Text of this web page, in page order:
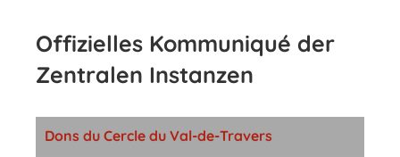
Offizielles Kommuniqué der
Zentralen Instanzen
Dons du Cercle du Val-de-Travers